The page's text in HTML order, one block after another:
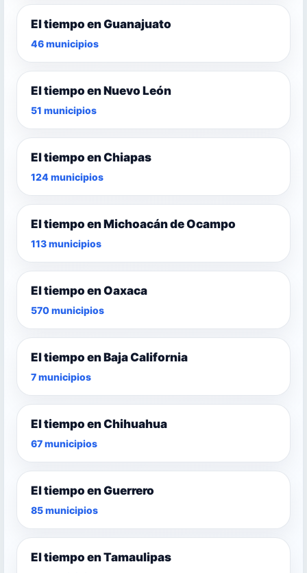
El tiempo en Guanajuato
46 municipios
El tiempo en Nuevo León
51 municipios
El tiempo en Chiapas
124 municipios
El tiempo en Michoacán de Ocampo
113 municipios
El tiempo en Oaxaca
570 municipios
El tiempo en Baja California
7 municipios
El tiempo en Chihuahua
67 municipios
El tiempo en Guerrero
85 municipios
El tiempo en Tamaulipas